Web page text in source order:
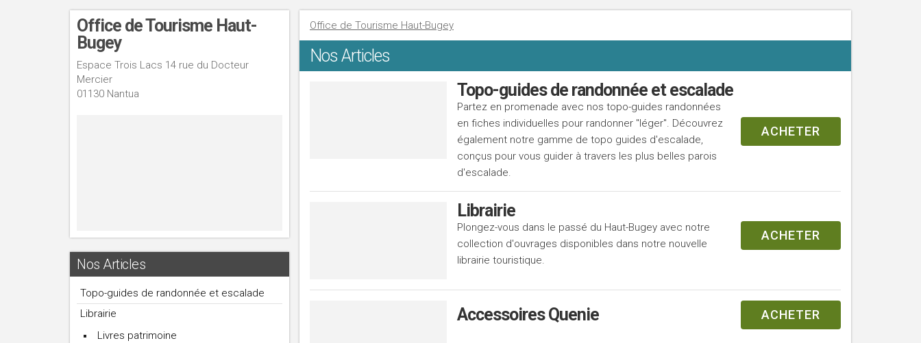
Office de Tourisme Haut-
Bugey
Espace Trois Lacs 14 rue du Docteur
Mercier
01130 Nantua
Nos Articles
Topo-guides de randonnée et escalade
Librairie
Livres patrimoine
Office de Tourisme Haut-Bugey
Nos Articles
Topo-guides de randonnée et escalade
Partez en promenade avec nos topo-guides randonnées
en fiches individuelles pour randonner "léger". Découvrez
également notre gamme de topo guides d'escalade,
conçus pour vous guider à travers les plus belles parois
d'escalade.
ACHETER
Librairie
Plongez-vous dans le passé du Haut-Bugey avec notre
collection d'ouvrages disponibles dans notre nouvelle
librairie touristique.
ACHETER
Accessoires Quenie ACHETER